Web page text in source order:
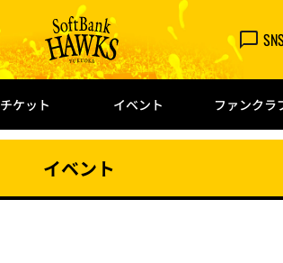
チケット イベント ファンクラ
イベント